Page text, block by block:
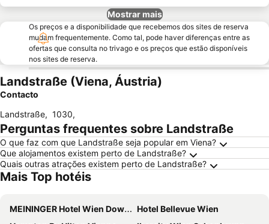
Mostrar mais
Os preços e a disponibilidade que recebemos dos sites de reserva
mudam frequentemente. Como tal, pode haver diferenças entre as
ofertas que consulta no trivago e os preços que estão disponíveis
nos sites de reserva.
Landstraße (Viena, Áustria)
Contacto
Landstraße, 1030,
Perguntas frequentes sobre Landstraße
O que faz com que Landstraße seja popular em Viena?
Que alojamentos existem perto de Landstraße?
Quais outras atrações existem perto de Landstraße?
Mais Top hotéis
MEININGER Hotel Wien Downtown Franz
Hotel Bellevue Wien